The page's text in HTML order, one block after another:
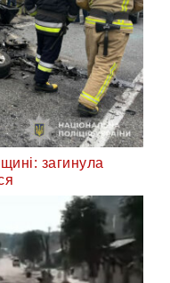
загинула